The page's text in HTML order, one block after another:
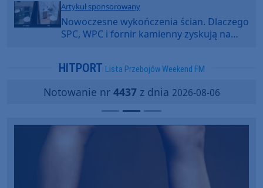
Artykuł sponsorowany
Nowoczesne wykończenia ścian. Dlaczego
SPC, WPC i fornir kamienny zyskują na
HITPORT Lista Przebojów Weekend FM
Notowanie nr 4437z dnia 2026-08-06